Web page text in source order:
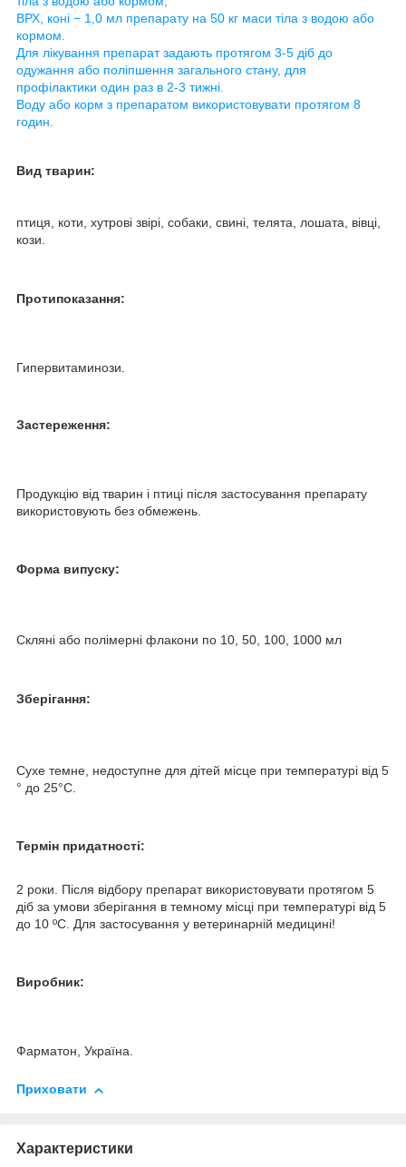
ВРХ, коні − 1,0 мл препарату на 50 кг маси тіла з водою або
кормом.
Для лікування препарат задають протягом 3-5 діб до
одужання або поліпшення загального стану, для
профілактики один раз в 2-3 тижні.
Воду або корм з препаратом використовувати протягом 8
годин.
Вид тварин:
птиця, коти, хутрові звірі, собаки, свині, телята, лошата, вівці,
кози.
Протипоказання:
Гипервитаминози.
Застереження:
Продукцію від тварин і птиці після застосування препарату
використовують без обмежень.
Форма випуску:
Скляні або полімерні флакони по 10, 50, 100, 1000 мл
Зберігання:
Сухе темне, недоступне для дітей місце при температурі від 5
° до 25°С.
Термін придатності:
2 роки. Після відбору препарат використовувати протягом 5
діб за умови зберігання в темному місці при температурі від 5
до 10 ºС. Для застосування у ветеринарній медицині!
Виробник:
Фарматон, Україна.
Приховати
Характеристики